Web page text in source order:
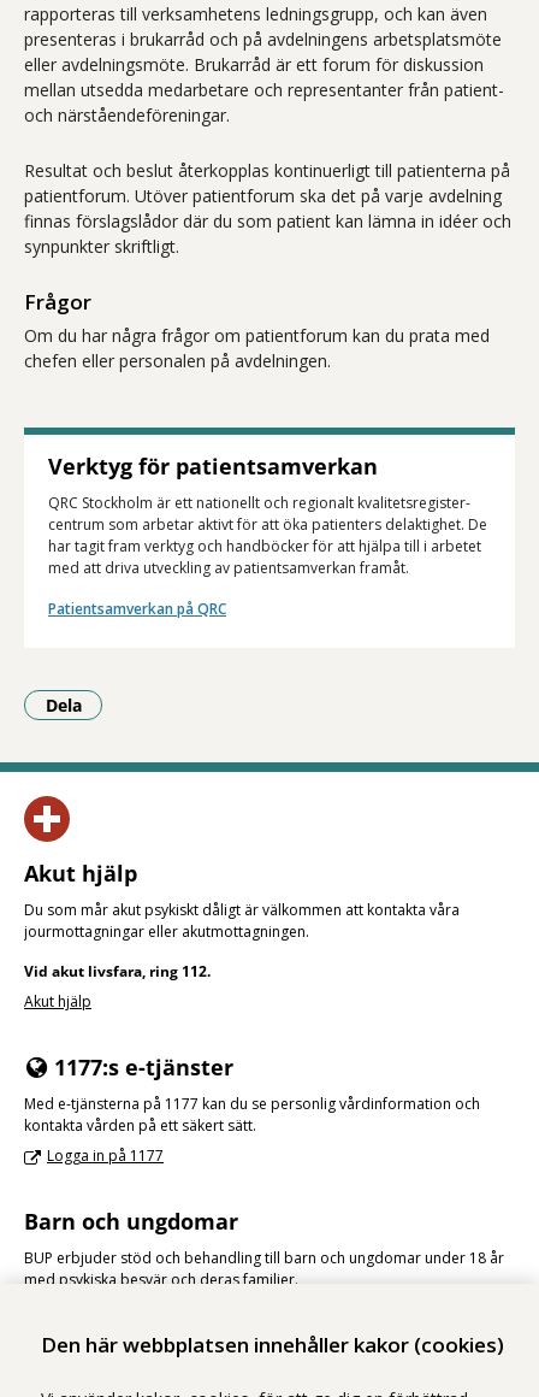
Den här webbplatsen innehåller kakor (cookies)
rapporteras till verksamhetens ledningsgrupp, och kan även
presenteras i brukarråd och på avdelningens arbetsplatsmöte
eller avdelningsmöte. Brukarråd är ett forum för diskussion
mellan utsedda medarbetare och representanter från patient-
och närståendeföreningar.
Resultat och beslut återkopplas kontinuerligt till patienterna på
patientforum. Utöver patientforum ska det på varje avdelning
finnas förslagslådor där du som patient kan lämna in idéer och
synpunkter skriftligt.
Frågor
Om du har några frågor om patientforum kan du prata med
chefen eller personalen på avdelningen.
Verktyg för patientsamverkan
QRC Stockholm är ett nationellt och regionalt kvalitetsregister­
centrum som arbetar aktivt för att öka patienters delaktighet. De
har tagit fram verktyg och handböcker för att hjälpa till i arbetet
med att driva utveckling av patientsamverkan framåt.
Patientsamverkan på QRC
Dela
- Klicka för att öppna delningsalternativ.
Akut hjälp
Du som mår akut psykiskt dåligt är välkommen att kontakta våra
jourmottagningar eller akut­mottagningen.
Vid akut livsfara, ring 112.
Akut hjälp
1177:s e-tjänster
Med e-tjänsterna på 1177 kan du se personlig vårdinformation och
kontakta vården på ett säkert sätt.
Logga in på 1177
Barn och ungdomar
BUP erbjuder stöd och behandling till barn och ungdomar under 18 år
med psykiska besvär och deras familjer.